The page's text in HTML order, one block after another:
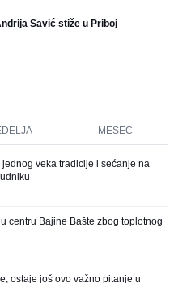
Savić stiže u Priboj
MESEC
veka tradicije i sećanje na
centru Bajine Bašte zbog toplotnog
ostaje još ovo važno pitanje u